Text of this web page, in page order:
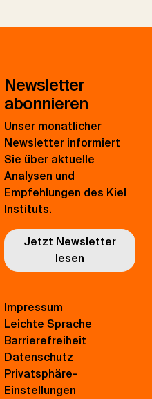
Newsletter
abonnieren
Unser monatlicher
Newsletter informiert
Sie über aktuelle
Analysen und
Empfehlungen des Kiel
Instituts.
Jetzt Newsletter
lesen
Impressum
Leichte Sprache
Barrierefreiheit
Datenschutz
Privatsphäre-
Einstellungen